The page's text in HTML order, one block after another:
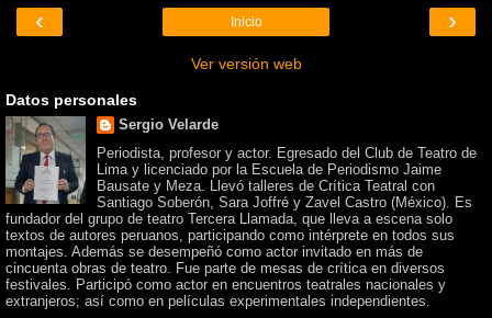
‹ ›
Inicio
Ver versión web
Datos personales
Sergio Velarde
Periodista, profesor y actor. Egresado del Club de Teatro de
Lima y licenciado por la Escuela de Periodismo Jaime
Bausate y Meza. Llevó talleres de Crítica Teatral con
Santiago Soberón, Sara Joffré y Zavel Castro (México). Es
fundador del grupo de teatro Tercera Llamada, que lleva a escena solo
textos de autores peruanos, participando como intérprete en todos sus
montajes. Además se desempeñó como actor invitado en más de
cincuenta obras de teatro. Fue parte de mesas de crítica en diversos
festivales. Participó como actor en encuentros teatrales nacionales y
extranjeros; así como en películas experimentales independientes.